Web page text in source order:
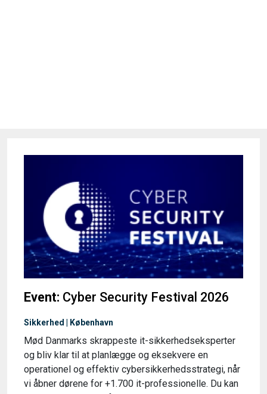
Event: Cyber Security Festival 2026
Sikkerhed | København
Mød Danmarks skrappeste it-sikkerhedseksperter
og bliv klar til at planlægge og eksekvere en
operationel og effektiv cybersikkerhedsstrategi, når
vi åbner dørene for +1.700 it-professionelle. Du kan